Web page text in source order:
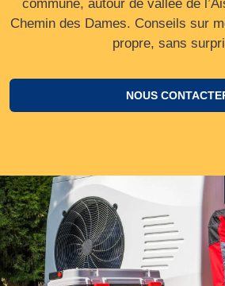
commune, autour de vallée de
Chemin des Dames. Conseils sur
propre, sans
NOUS